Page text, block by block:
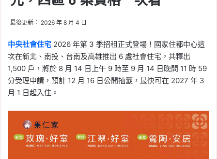
最後更新： 2026 年 8 月 4 日
中央社會住宅 2026 年第 3 季招租正式登場！國家住都中心這
次在新北、南投、台南及高雄推出 6 處社會住宅，共釋出
1,500 戶，將於 8 月 14 日上午 9 時至 9 月 14 日晚間 11 時 59
分受理申請，預計 12 月 16 日公開抽籤，最快可在 2027 年 3
月 1 日起入住。